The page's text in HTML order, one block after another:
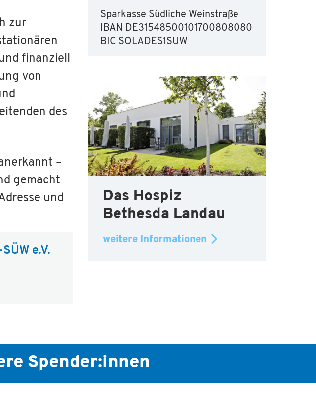
zur
finanziell
von
des
–
gemacht
und
e.V.
Sparkasse Südliche Weinstraße
IBAN DE31548500101700808080
BIC SOLADES1SUW
Das Hospiz
Bethesda Landau
weitere Informationen
Spender:innen